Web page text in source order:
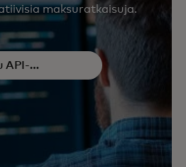
maksuratkaisuja.
API-
opens in a new tab